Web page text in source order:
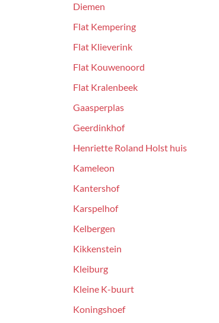
Diemen
Flat Kempering
Flat Klieverink
Flat Kouwenoord
Flat Kralenbeek
Gaasperplas
Geerdinkhof
Henriette Roland Holst huis
Kameleon
Kantershof
Karspelhof
Kelbergen
Kikkenstein
Kleiburg
Kleine K-buurt
Koningshoef